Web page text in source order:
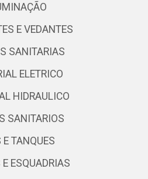
E VEDANTES
SANITARIAS
ELETRICO
HIDRAULICO
SANITARIOS
E TANQUES
E ESQUADRIAS